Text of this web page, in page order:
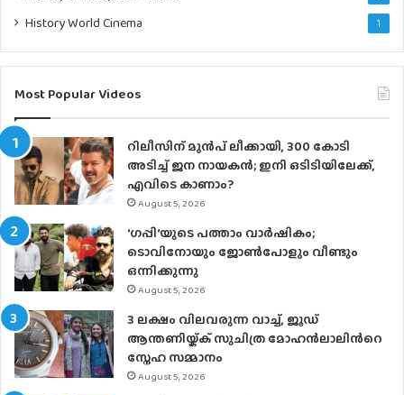
History World Cinema 1
Most Popular Videos
റിലീസിന് മുൻപ് ലീക്കായി, 300 കോടി
അടിച്ച് ജന നായകൻ; ഇനി ഒടിടിയിലേക്ക്,
എവിടെ കാണാം?
August 5, 2026
‘ഗപ്പി‘യുടെ പത്താം വാർഷികം;
ടൊവിനോയും ജോൺപോളും വീണ്ടും
ഒന്നിക്കുന്നു
August 5, 2026
3 ലക്ഷം വിലവരുന്ന വാച്ച്, ജൂഡ്
ആന്തണിയ്ക്ക് സുചിത്ര മോഹൻലാലിൻറെ
സ്നേഹ സമ്മാനം
August 5, 2026